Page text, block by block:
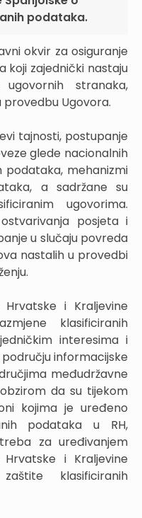
podataka.
okvir za osiguranje
koji zajednički nastaju
stranaka,
provedbu Ugovora.
tajnosti, postupanje
glede nacionalnih
podataka, mehanizmi
a sadržane su
ugovorima.
posjeta i
u slučaju povreda
nastalih u provedbi
Hrvatske i Kraljevine
klasificiranih
interesima i
informacijske
međudržavne
da su tijekom
kojima je uređeno
podataka u RH,
za uređivanjem
i Kraljevine
klasificiranih